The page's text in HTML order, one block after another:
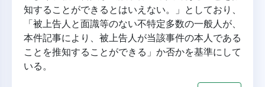
知することができるとはいえない。」としており、
「被上告人と面識等のない不特定多数の一般人が、
本件記事により、被上告人が当該事件の本人である
ことを推知することができる」か否かを基準にして
いる。